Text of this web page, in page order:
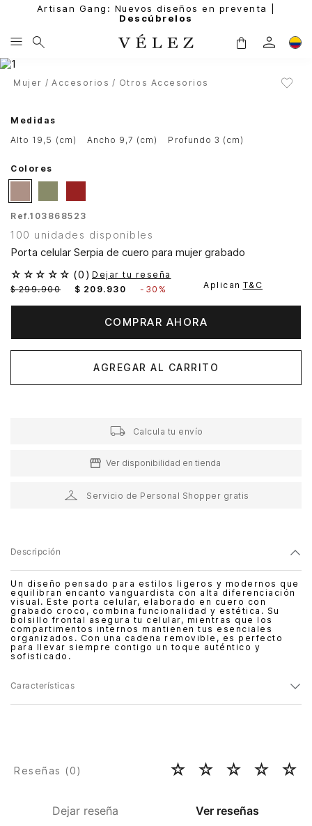
Artisan Gang: Nuevos diseños en preventa |
Descúbrelos
Mujer Accesorios Otros Accesorios
Medidas
alto 19,5 (cm)
ancho 9,7 (cm) profundo 3 (cm)
Colores
Ref.103868523
100 unidades disponibles
Porta celular Serpia de cuero para mujer grabado
☆ ☆ ☆ ☆ ☆ (0 ) Dejar tu reseña
$ 299.900 $ 209. 930 - 30% Aplican T&C
COMPRAR AHORA
AGREGAR AL CARRITO
Calcula tu envío
Ver disponibilidad en tienda
Servicio de Personal Shopper gratis
Descripción
Un diseño pensado para estilos ligeros y modernos que
equilibran encanto vanguardista con alta diferenciación
visual. Este porta celular, elaborado en cuero con
grabado croco, combina funcionalidad y estética. Su
bolsillo frontal asegura tu celular, mientras que los
compartimentos internos mantienen tus esenciales
organizados. Con una cadena removible, es perfecto
para llevar siempre contigo un toque auténtico y
sofisticado.
Características
Dejar reseña Ver reseñas
Reseñas (0) ☆ ☆ ☆ ☆ ☆